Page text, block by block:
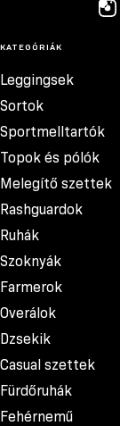
KATEGÓRIÁK
Leggingsek
Sortok
Sportmelltartók
Topok és pólók
Melegítő szettek
Rashguardok
Ruhák
Szoknyák
Farmerok
Overálok
Dzsekik
Casual szettek
Fürdőruhák
Fehérnemű